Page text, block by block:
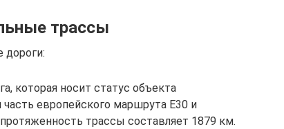
трассы
дороги:
которая носит статус объекта
часть европейского маршрута Е30 и
трассы составляет 1879 км.